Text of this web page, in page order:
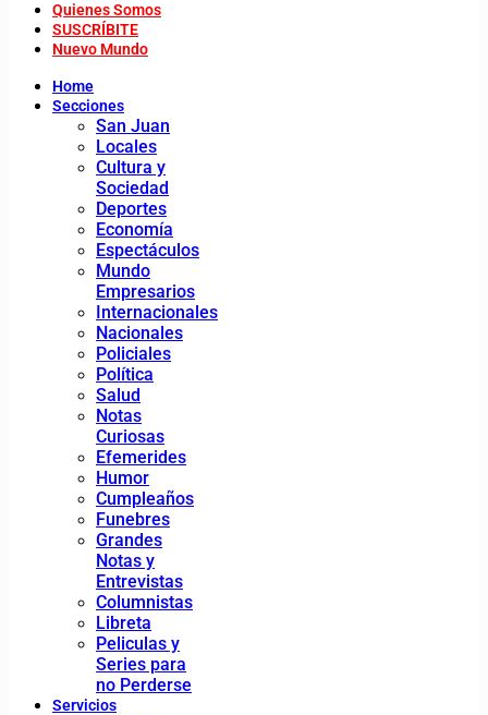
Quienes Somos
SUSCRÍBITE
Nuevo Mundo
Home
Secciones
San Juan
Locales
Cultura y
Sociedad
Deportes
Economía
Espectáculos
Mundo
Empresarios
Internacionales
Nacionales
Policiales
Política
Salud
Notas
Curiosas
Efemerides
Humor
Cumpleaños
Funebres
Grandes
Notas y
Entrevistas
Columnistas
Libreta
Peliculas y
Series para
no Perderse
Servicios